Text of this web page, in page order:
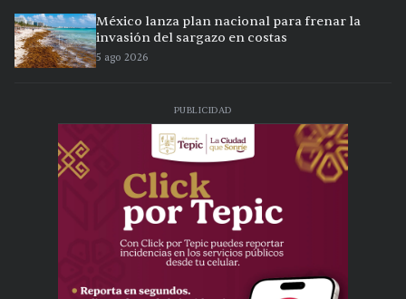
México lanza plan nacional para frenar la
invasión del sargazo en costas
5 ago 2026
PUBLICIDAD